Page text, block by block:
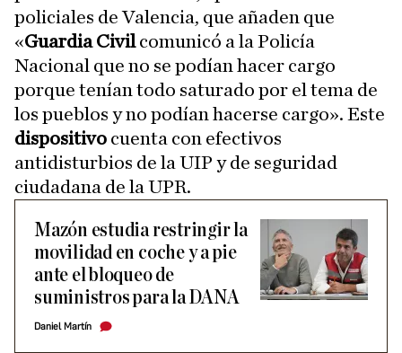
policiales de Valencia, que añaden que
«Guardia Civilcomunicó a la Policía
Nacional que no se podían hacer cargo
porque tenían todo saturado por el tema de
los pueblos y no podían hacerse cargo». Este
dispositivo cuenta con efectivos
antidisturbios de la UIP y de seguridad
ciudadana de la UPR.
Mazón estudia restringir la
movilidad en coche y a pie
ante el bloqueo de
suministros para la DANA
Daniel Martín